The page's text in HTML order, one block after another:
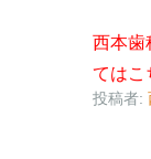
西本歯
てはこ
投稿者: